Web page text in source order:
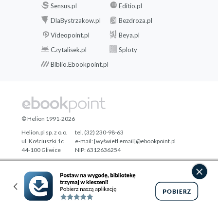
Sensus.pl
Editio.pl
DlaBystrzakow.pl
Bezdroza.pl
Videopoint.pl
Beya.pl
Czytalisek.pl
Sploty
Biblio.Ebookpoint.pl
Designed with ♥ byTonik.pl
© Helion 1991-2026
Helion.pl sp. z o.o.
ul. Kościuszki 1c
44-100 Gliwice
tel. (32) 230-98-63
e-mail:[wyświetl email]@ebookpoint.pl
NIP: 6312636254
Regon: 241989027
Pełna wersja strony »